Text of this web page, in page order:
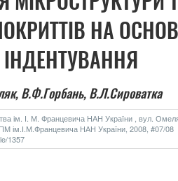
НА
В.Ф.Горбань, В.Л.Сироватка
ім. І. М. Францевича НАН України , вул.
ім.І.М.Францевича НАН України, 2008, #07/08
1357